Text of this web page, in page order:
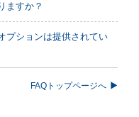
ますか？
プションは提供されてい
FAQトップページへ